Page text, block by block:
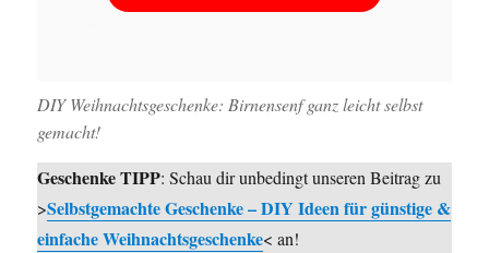
DIY Weihnachtsgeschenke: Birnensenf ganz leicht selbst
gemacht!
Geschenke TIPP: Schau dir unbedingt unseren Beitrag zu
>Selbstgemachte Geschenke – DIY Ideen für günstige &
einfache Weihnachtsgeschenke< an!